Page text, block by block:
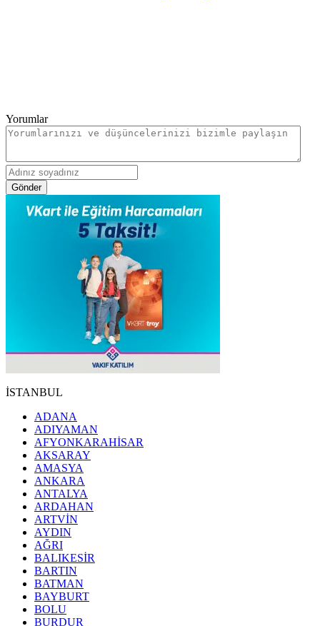
Yorumlar
Gönder
İSTANBUL
ADANA
ADIYAMAN
AFYONKARAHİSAR
AKSARAY
AMASYA
ANKARA
ANTALYA
ARDAHAN
ARTVİN
AYDIN
AĞRI
BALIKESİR
BARTIN
BATMAN
BAYBURT
BOLU
BURDUR